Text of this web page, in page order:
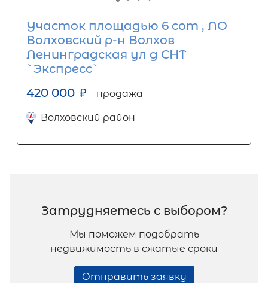
Участок площадью 6 сот , ЛО
Волховский р-н Волхов
Ленинградская ул д СНТ
`Экспресс`
420 000 ₽ продажа
Волховский район
Затрудняетесь с выбором?
Мы поможем подобрать
недвижимость в сжатые сроки
Отправить заявку